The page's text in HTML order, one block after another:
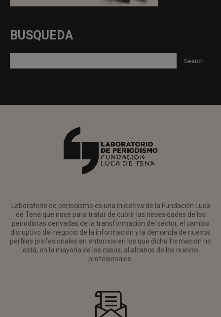
BUSQUEDA
Laboratorio de periodismo es una iniciativa de la Fundación Luca
de Tena que nace para tratar de cubrir las necesidades de los
periodistas derivadas de la transformación del sector, el cambio
disruptivo del negocio de la información y la demanda de nuevos
perfiles profesionales en entornos en los que dicha formación no
está, en la mayoría de los casos, al alcance de los nuevos
profesionales.